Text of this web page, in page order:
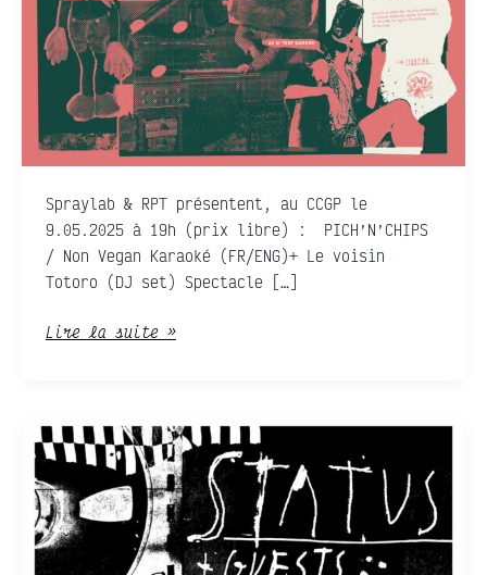
Spraylab & RPT présentent, au CCGP le
9.05.2025 à 19h (prix libre) : PICH’N’CHIPS
/ Non Vegan Karaoké (FR/ENG)+ Le voisin
Totoro (DJ set) Spectacle […]
Lire la suite »
STATUS
+